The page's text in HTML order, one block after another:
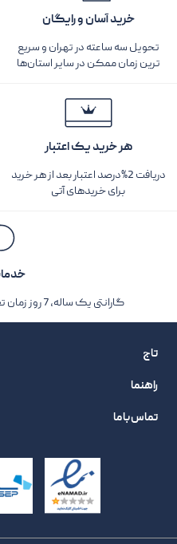
خرید آسان و رایگان
تحویل سه ساعته در تهران و سریع
ترین زمان ممکن در سایر استان‌ها
هر خرید یک اعتبار
دریافت 2%درصد اعتبار بعد از هر خرید
برای خریدهای آتی
گارانتی یک ساله، 7 روز زمان تعویض و 3 روز زمان عودت کالا
تاج
راهنما
تماس با ما